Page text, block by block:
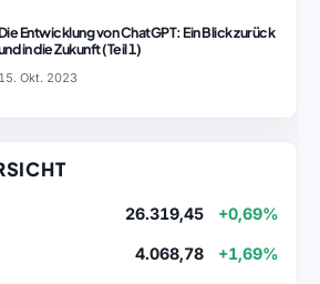
Entwicklung von ChatGPT: Ein Blick zurück
in die Zukunft (Teil 1)
15. Okt. 2023
26.319,45 +0,69%
4.068,78 +1,69%